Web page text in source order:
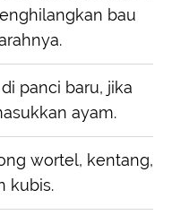
bau
panci baru, jika
ayam.
wortel, kentang,
kubis.